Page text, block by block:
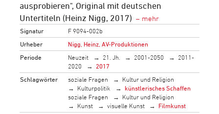
ausprobieren", Original mit deutschen
Untertiteln (Heinz Nigg, 2017)
Signatur
F 9094-002b
Urheber
Nigg, Heinz, AV-Produktionen
Periode
Neuzeit 21. Jh. 2001-2050
2011-
2020
2017
Schlagwörter
soziale Fragen
Kultur und Religion
Kulturpolitik
künstlerisches Schaffen
soziale Fragen
Kultur und Religion
Kunst
visuelle Kunst
Filmkunst